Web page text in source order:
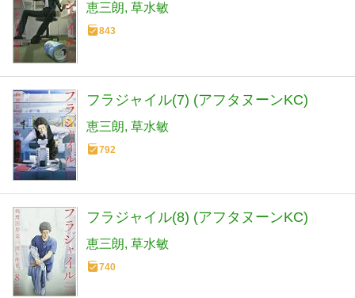
恵三朗 草水敏
843
フラジャイル(7) (アフタヌーンKC)
恵三朗 草水敏
792
フラジャイル(8) (アフタヌーンKC)
恵三朗 草水敏
740